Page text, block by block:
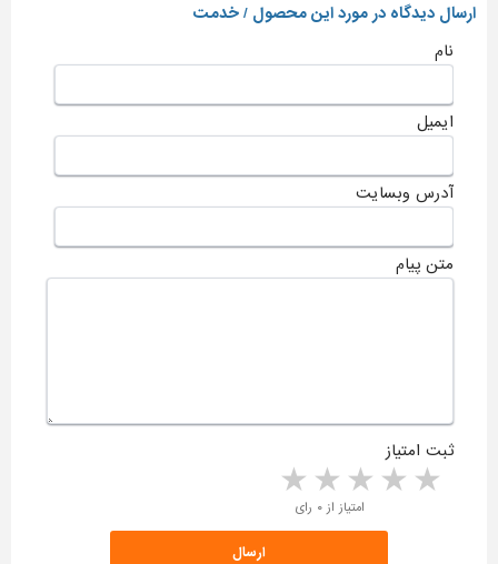
ارسال دیدگاه در مورد این محصول / خدمت
نام
ایمیل
آدرس وبسایت
متن پیام
ثبت امتیاز
4 stars 3 stars 2 stars 1 star امتیاز از ۰ رای